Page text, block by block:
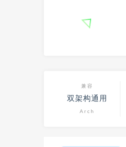
兼容
双架构通用
Arch